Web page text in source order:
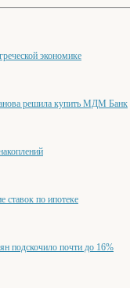
экономике
решила купить МДМ Банк
ставок по ипотеке
подскочило почти до 16%